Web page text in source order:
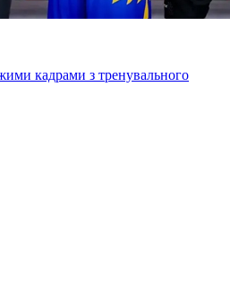
кадрами з тренувального